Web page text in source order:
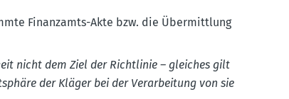
Finanzamts-Akte bzw. die Übermittlung
nicht dem Ziel der Richt­linie – gleiches gilt
der Kläger bei der Verar­beitung von sie